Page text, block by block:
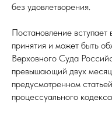
без удовлетворения.
Постановление
принятия и может быть
Верховного Суда
превышающий двух
предусмотренном
процессуального